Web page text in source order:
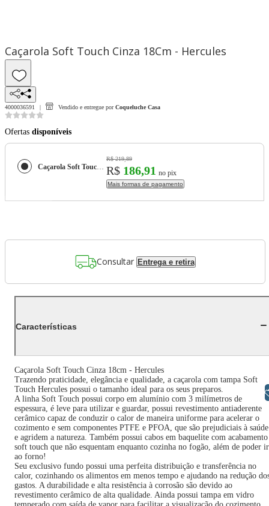
Caçarola Soft Touch Cinza 18Cm - Hercules
4000036591 Vendido e entregue por Coqueluche Casa
Ofertas disponíveis
Caçarola Soft Touch Cinza 18Cm - Hercules
R$ 219,89
R$ 186,91 no pix
Mais formas de pagamento
Consultar Entrega e retira
Características
Caçarola Soft Touch Cinza 18cm - Hercules
Trazendo praticidade, elegância e qualidade, a caçarola com tampa Soft
Touch Hercules possui o tamanho ideal para os seus preparos.
A linha Soft Touch possui corpo em alumínio com 3 milímetros de
espessura, é leve para utilizar e guardar, possui revestimento antiaderente
cerâmico capaz de conduzir o calor de maneira uniforme para acelerar o
cozimento e sem componentes PTFE e PFOA, que são prejudiciais à saúde
e agridem a natureza. Também possui cabos em baquelite com acabamento
soft touch que não esquentam enquanto cozinha no fogão, além de poder ir
ao forno!
Seu exclusivo fundo possui uma perfeita distribuição e transferência no
calor, cozinhando os alimentos em menos tempo e ajudando na redução
gastos. A durabilidade e alta resistência à corrosão são devido ao
revestimento cerâmico de alta qualidade. Ainda possui tampa em vidro
Libras